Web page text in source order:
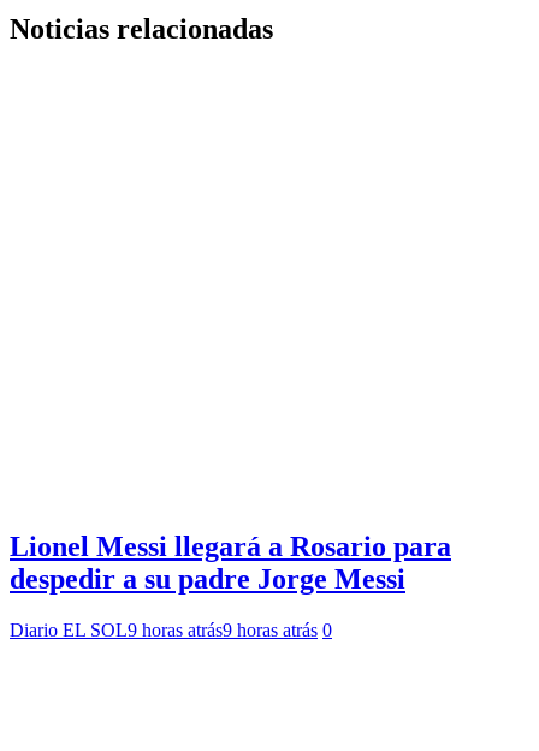
Noticias relacionadas
Lionel Messi llegará a Rosario para
despedir a su padre Jorge Messi
Diario EL SOL9 horas atrás9 horas atrás 0